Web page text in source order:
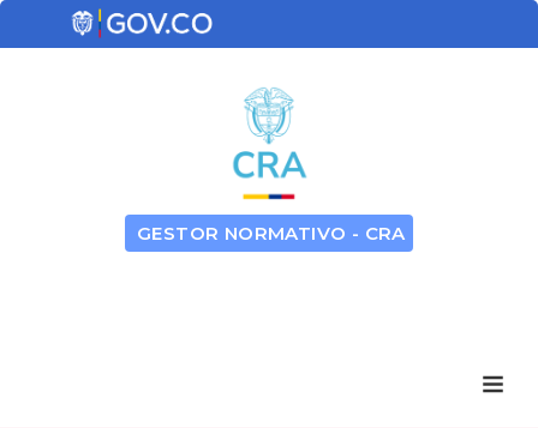
GESTOR NORMATIVO - CRA